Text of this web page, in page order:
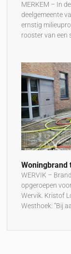
MERKEM – In
deelgemeente
ernstig
rooster van een
Woningbrand
WERVIK –
opgeroepen
Wervik. Kristof
Westhoek: “Bij